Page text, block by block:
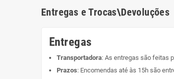
Entregas e Trocas\Devoluções
Entregas
Transportadora: As entregas são feitas
Prazos: Encomendas até às 15h são